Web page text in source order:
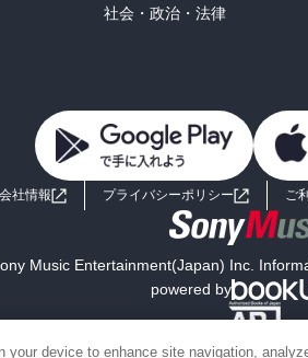
社会・政治・法律
会社情報 プライバシーポリシー ご
Music Entertainment(Japan) Inc.
powered by
your device to enhance site navigation,